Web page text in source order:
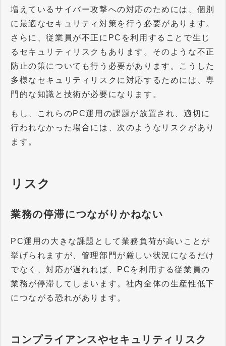
増えているサイバー攻撃への対応のためには、個別
に最適なセキュリティ対策を行う必要があります。
さらに、従業員が不正にPCを利用することで生じ
るセキュリティリスクもあります。そのような不正
防止の策についても行う必要があります。こうした
多様なセキュリティリスクに対応するためには、専
門的な知識と技術が必要になります。
もし、これらのPC運用の課題が放置され、適切に
行われなかった場合には、次のようなリスクがあり
ます。
リスク
業務の停滞につながりかねない
PC運用の大きな課題として業務負荷が高いことが
挙げられますが、管理部門が厳しい状況になるだけ
でなく、対応が遅れれば、PCを利用する従業員の
業務が停滞してしまいます。社内全体の生産性低下
につながる恐れがあります。
コンプライアンスやセキュリティリスク